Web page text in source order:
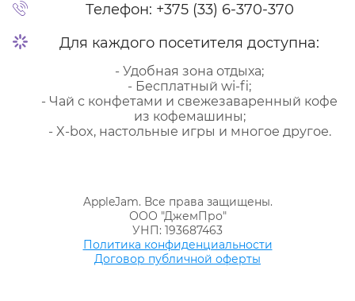
Телефон: +375 (33) 6-370-370
Для каждого посетителя доступна:
- Удобная зона отдыха;
- Бесплатный wi-fi;
- Чай с конфетами и свежезаваренный кофе
из кофемашины;
- X-box, настольные игры и многое другое.
AppleJam. Все права защищены.
ООО "ДжемПро"
УНП: 193687463
Политика конфиденциальности
Договор публичной оферты